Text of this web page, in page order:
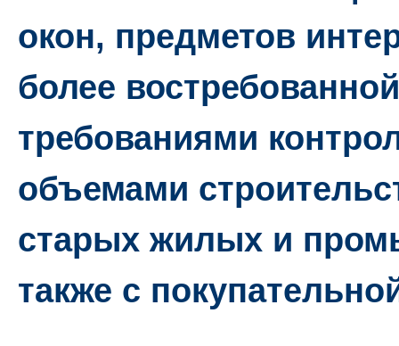
окон, предметов
более
требованиями
объемами
старых жилых и
также с